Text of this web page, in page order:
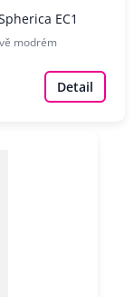
EC1
modrém
Detail